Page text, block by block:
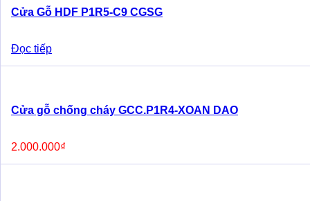
Cửa Gỗ HDF P1R5-C9 CGSG
Đọc tiếp
Cửa gỗ chống cháy GCC.P1R4-XOAN DAO
2.000.000₫